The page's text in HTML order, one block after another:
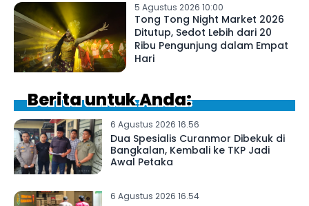
5 Agustus 2026 10:00
Tong Tong Night Market 2026
Ditutup, Sedot Lebih dari 20
Ribu Pengunjung dalam Empat
Hari
Berita untuk Anda:
6 Agustus 2026 16.56
Dua Spesialis Curanmor Dibekuk di
Bangkalan, Kembali ke TKP Jadi
Awal Petaka
6 Agustus 2026 16.54